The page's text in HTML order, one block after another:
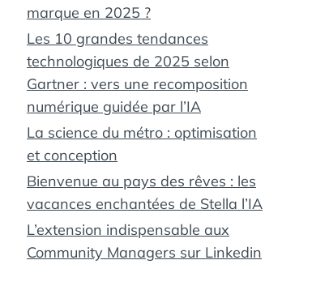
marque en 2025 ?
Les 10 grandes tendances
technologiques de 2025 selon
Gartner : vers une recomposition
numérique guidée par l’IA
La science du métro : optimisation
et conception
Bienvenue au pays des rêves : les
vacances enchantées de Stella l’IA
L’extension indispensable aux
Community Managers sur Linkedin